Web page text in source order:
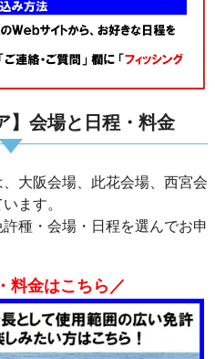
】会場と日程・料金
大阪会場、此花会場、西宮会
ます。
種・会場・日程を選んでお申
料金はこちら／